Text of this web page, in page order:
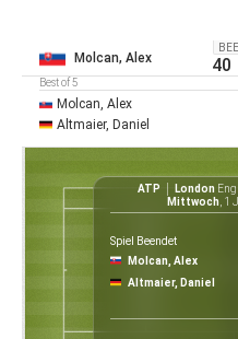
Molcan, Alex 40
Best of 5
Molcan, Alex
Altmaier, Daniel
ATP London
Mittwoch , 1
Spiel Beendet
Molcan, Alex
Altmaier, Daniel